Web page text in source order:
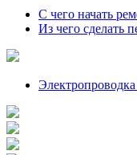
С чего начать
Из чего сделать